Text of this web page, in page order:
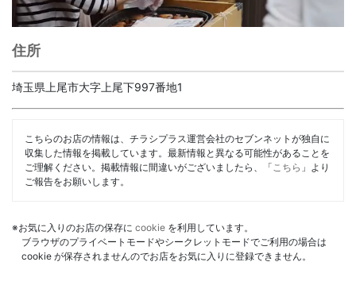
住所
埼玉県上尾市大字上尾下997番地1
こちらのお店の情報は、チラシプラス運営会社のセブンネットが独自に
収集した情報を掲載しています。最新情報と異なる可能性があることを
ご理解ください。掲載情報に間違いがございましたら、「 こちら 」より
ご報告をお願いします。
※お気に入りのお店の保存に cookie を利用しています。
ブラウザのプライベートモードやシークレットモードでご利用の場合は
cookie が保存されませんのでお店をお気に入りに登録できません。